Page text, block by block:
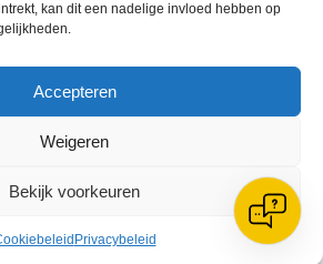
kan dit een nadelige invloed hebben op
Accepteren
Weigeren
Bekijk voorkeuren
Privacybeleid